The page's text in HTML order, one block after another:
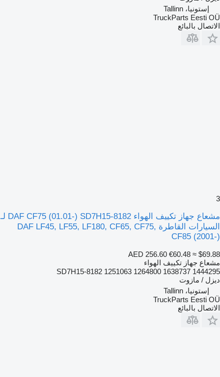
إستونيا، Tallinn
TruckParts Eesti OÜ
الاتصال بالبائع
3
مشعاع جهاز تكييف الهواء DAF CF75 (01.01-) SD7H15-8182 لـ
السيارات القاطرة DAF LF45, LF55, LF180, CF65, CF75,
CF85 (2001-)
AED 256.60 €60.48 ≈ $69.88
مشعاع جهاز تكييف الهواء
SD7H15-8182 1251063 1264800 1638737 1444295
ديزل / مازوت
إستونيا، Tallinn
TruckParts Eesti OÜ
الاتصال بالبائع